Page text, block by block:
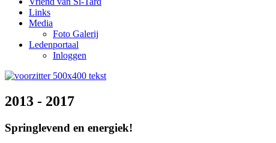
Links
Media
Foto Galerij
Ledenportaal
Inloggen
2013 - 2017
Springlevend en energiek!